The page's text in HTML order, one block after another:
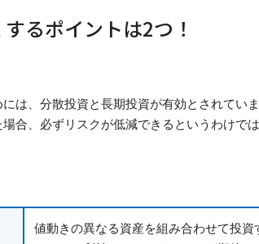
るポイントは2つ！
は、分散投資と長期投資が有効とされていま
合、必ずリスクが低減できるというわけでは
値動きの異なる資産を組み合わせて投